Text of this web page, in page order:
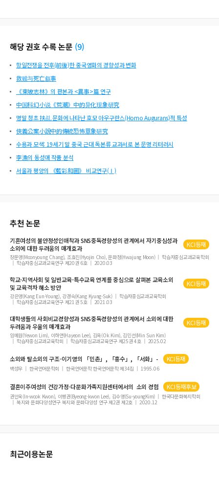
해당 권호 수록 논문 (9)
항일전쟁을 전후(前後)한 중국영화의 경향성과 변화
救赎与死亡叙事
《東坡志林》의 판본과 <異事>篇 연구
中国科幻小说《荒潮》中的异化现象研究
명말 청초 扶乩 문화에 나타난 호모 아우구란스(Homo Augurans)적 특성
俠義公案小說中的傳統恐怖意象研究
수용과 모색: 19세기 말 중국 근대 독본류 교과서로 본 문명 리터러시
李漁의 동성애 작품 분석
서울과 평양의 《藍彩和圖》 비교연구(Ⅰ)
추천 논문
기혼여성의 불안정성인애착과 SNS중독경향성의 관계에서 자기중심성과
소외에 대한 두려움의 매개효과 KCI등재
장문영(Moonyoung Chang), 조효진(Hyojin Cho), 문화정(Hwajung Moon)
학습자중심교과교육학회
학습자중심교과교육연구 제20권 6호
2020.03
학교-지역사회 및 일반교육-특수교육 연계를 중심으로 살펴본 교육소외
및 교육격차 해소 방안
KCI등재
강은영(Kang Eun-Young), 강경숙(Kang Kyung-Suk)
학습자중심교과교육학회
학습자중심교과교육연구 제21권 5호
2021.03
대학생들의 사회비교경향성과 SNS중독경향성의 관계에서 소외에 대한
두려움과 우울의 매개효과
KCI등재
임예원(Yewon Lim), 이하연(Hayeon Lee), 김옥(Ok Kim), 김민선(Min Sun Kim)
학습자중심교과교육학회
학습자중심교과교육연구 제25권 4호 2025.02
소외와 탈소외의 구조-이기영의 「민촌」, 「홍수」, 「서화」- KCI등재
백성우 한국언어문학회 한국언어문학 한국언어문학 제34집 1995.06
결혼이주여성의 건강가정·다문화가족지원센터에서의 소외 경험 KCI등재후보
권인욱(In-wook Kwon), 이병권(Byeong-kwon Lee), 김수영(Su-youngKim)
한국다문화복지학회
복지와 문화다양성연구 복지와 문화다양성 연구 제2권 제2호
2020.12
최근이용논문